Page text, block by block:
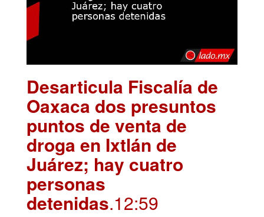
Desarticula Fiscalía de
Oaxaca dos presuntos
puntos de venta de
droga en Ixtlán de
Juárez; hay cuatro
personas
detenidas.12:59